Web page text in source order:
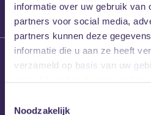
informatie over uw gebruik van
partners voor social media,
partners kunnen deze
informatie die u aan ze heeft
verzameld op basis van uw
Noodzakelijk